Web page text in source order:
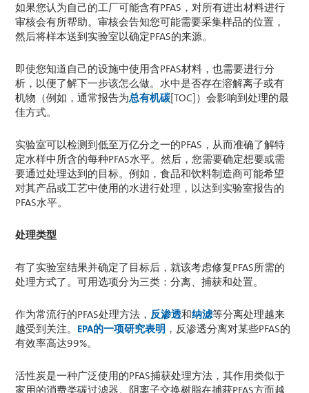
如果您认为自己的工厂可能含有PFAS，对所有进出材料进行
审核会有所帮助。审核会告知您可能需要采集样品的位置，
然后将样本送到实验室以确定PFAS的来源。
即使您知道自己的设施中使用含PFAS材料，也需要进行分
析，以便了解下一步该怎么做。水中是否存在溶解离子或有
机物（例如，通常报告为总有机碳[TOC]）会影响到处理的最
佳方式。
实验室可以检测到低至万亿分之一的PFAS，从而准确了解特
定水样中所含的每种PFAS水平。然后，您需要确定想要或需
要通过处理达到的目标。例如，食品和饮料制造商可能希望
对其产品或工艺中使用的水进行处理，以达到实验室报告的
PFAS水平。
处理类型
有了实验室结果并确定了目标后，就该考虑修复PFAS所需的
处理方式了。可用选项分为三类：分离、捕获和处置。
作为常流行的PFAS处理方法， 反渗透和纳滤等分离处理越来
越受到关注。 EPA的一项研究表明 ，反渗透分离对某些PFAS的
有效率高达99%。
活性炭是一种广泛使用的PFAS捕获处理方法，其作用类似于